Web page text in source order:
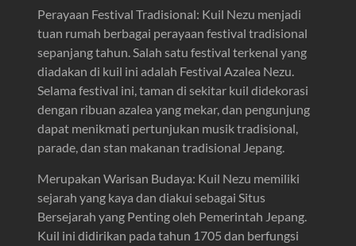
Perayaan Festival Tradisional: Kuil Nezu menjadi
tuan rumah berbagai perayaan festival tradisional
sepanjang tahun. Salah satu festival terkenal yang
diadakan di kuil ini adalah Festival Azalea Nezu.
Selama festival ini, taman di sekitar kuil didekorasi
dengan ribuan azalea yang mekar, dan pengunjung
dapat menikmati pertunjukan musik tradisional,
parade, dan stan makanan tradisional Jepang.
Merupakan Warisan Budaya: Kuil Nezu memiliki
sejarah yang kaya dan diakui sebagai Situs
Bersejarah yang Penting oleh Pemerintah Jepang.
Kuil ini didirikan pada tahun 1705 dan berfungsi